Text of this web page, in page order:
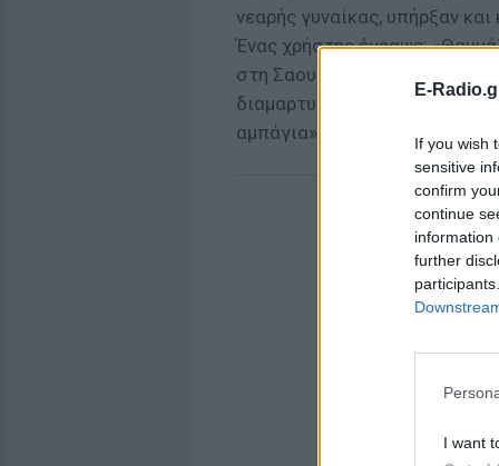
E-
If you wish
sensitive
confirm
continue
information
further
I want
νεαρής γυναίκας, υπήρξαν
Ένας χρήστης έγραψε:
στη Σαουδική Αραβία» και
διαμαρτυρηθούμε για την
αμπάγια».